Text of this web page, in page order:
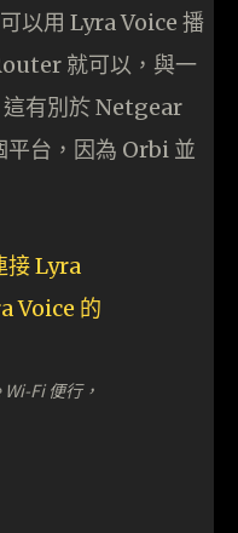
以用 Lyra Voice 播
就可以，與一
這有別於 Netgear
台，因為 Orbi 並
Fi 便行，